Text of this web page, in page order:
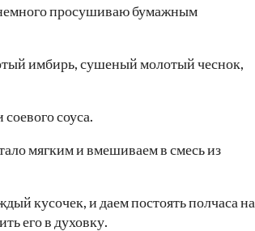
просушиваю бумажным
имбирь, сушеный молотый чеснок,
соуса.
мягким и вмешиваем в смесь из
кусочек, и даем постоять полчаса на
его в духовку.